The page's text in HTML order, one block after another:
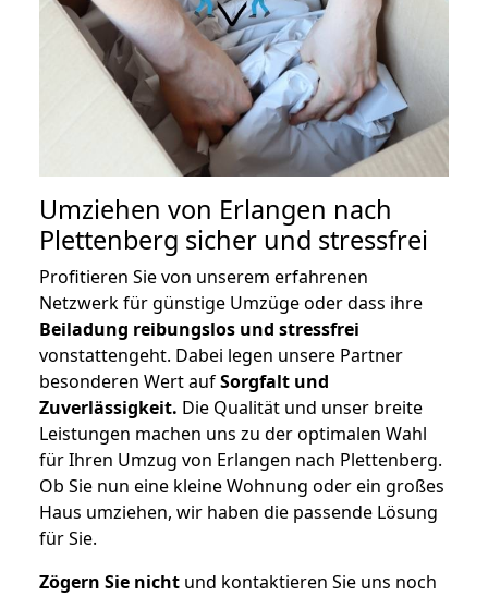
Umziehen von Erlangen nach
Plettenberg sicher und stressfrei
Profitieren Sie von unserem erfahrenen
Netzwerk für günstige Umzüge oder dass ihre
Beiladung reibungslos und stressfrei
vonstattengeht. Dabei legen unsere Partner
besonderen Wert aufSorgfalt und
Zuverlässigkeit. Die Qualität und unser breite
Leistungen machen uns zu der optimalen Wahl
für Ihren Umzug von Erlangen nach Plettenberg.
Ob Sie nun eine kleine Wohnung oder ein großes
Haus umziehen, wir haben die passende Lösung
für Sie.
Zögern Sie nicht und kontaktieren Sie uns noch